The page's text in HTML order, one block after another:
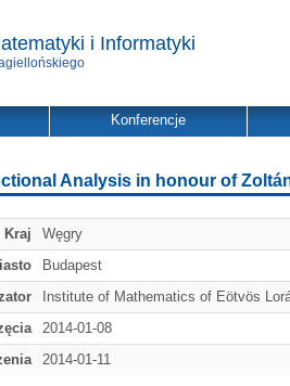
i Informatyki
Konferencje
Analysis in honour of
Kraj
Węgry
Budapest
Institute of Mathematics of Eötvös
2014-01-08
2014-01-11